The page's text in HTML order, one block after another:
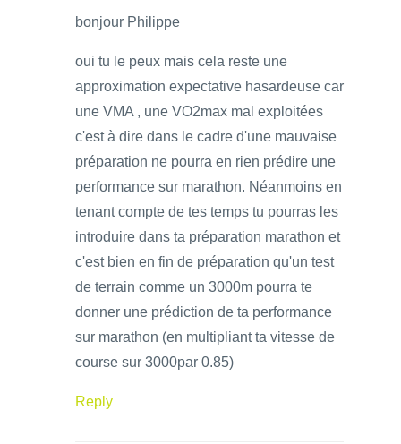
bonjour Philippe
oui tu le peux mais cela reste une
approximation expectative hasardeuse car
une VMA , une VO2max mal exploitées
c'est à dire dans le cadre d'une mauvaise
préparation ne pourra en rien prédire une
performance sur marathon. Néanmoins en
tenant compte de tes temps tu pourras les
introduire dans ta préparation marathon et
c'est bien en fin de préparation qu'un test
de terrain comme un 3000m pourra te
donner une prédiction de ta performance
sur marathon (en multipliant ta vitesse de
course sur 3000par 0.85)
Reply